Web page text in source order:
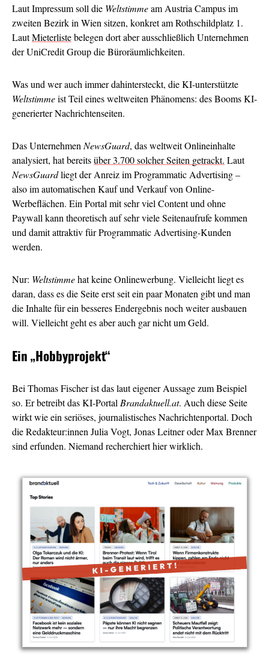
Laut Impressum soll die Weltstimmeam Austria Campus im
zweiten Bezirk in Wien sitzen, konkret am Rothschildplatz 1.
LautMieterlistebelegen dort aber ausschließlich Unternehmen
der UniCredit Group die Büroräumlichkeiten.
Was und wer auch immer dahintersteckt, die KI-unterstützte
Weltstimmeist Teil eines weltweiten Phänomens: des Booms KI-
generierter Nachrichtenseiten.
Das UnternehmenNewsGuard, das weltweit Onlineinhalte
analysiert, hat bereitsüber 3.700 solcher Seiten getrackt. Laut
NewsGuardliegt der Anreiz im Programmatic Advertising –
also im automatischen Kauf und Verkauf von Online-
Werbeflächen. Ein Portal mit sehr viel Content und ohne
Paywall kann theoretisch auf sehr viele Seitenaufrufe kommen
und damit attraktiv für Programmatic Advertising-Kunden
werden.
Nur: Weltstimmehat keine Onlinewerbung. Vielleicht liegt es
daran, dass es die Seite erst seit ein paar Monaten gibt und man
die Inhalte für ein besseres Endergebnis noch weiter ausbauen
will. Vielleicht geht es aber auch gar nicht um Geld.
Ein„Hobbyprojekt“
Bei Thomas Fischer ist das laut eigener Aussage zum Beispiel
so. Er betreibt das KI-PortalBrandaktuell.at. Auch diese Seite
wirkt wie ein seriöses, journalistisches Nachrichtenportal. Doch
die Redakteur:innen Julia Vogt, Jonas Leitner oder Max Brenner
sind erfunden. Niemand recherchiert hier wirklich.